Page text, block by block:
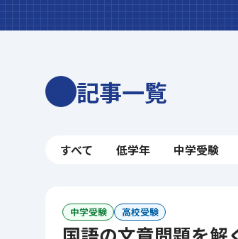
記事一覧
すべて 低学年 中学受験
中学受験 高校受験